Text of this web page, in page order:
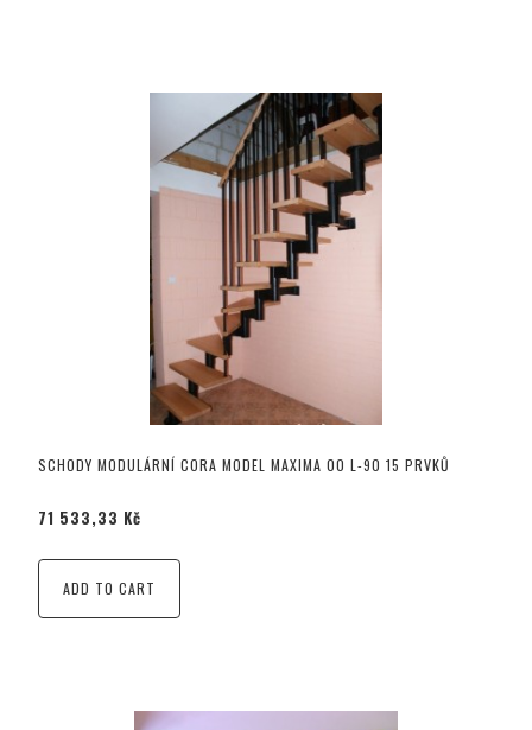
SCHODY MODULÁRNÍ CORA MODEL MAXIMA 00 L-90 15 PRVKŮ
71 533,33 Kč
ADD TO CART